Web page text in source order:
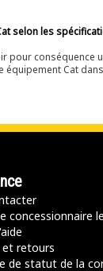
selon les
Cat
concessionnaire
et retours
de statut de la